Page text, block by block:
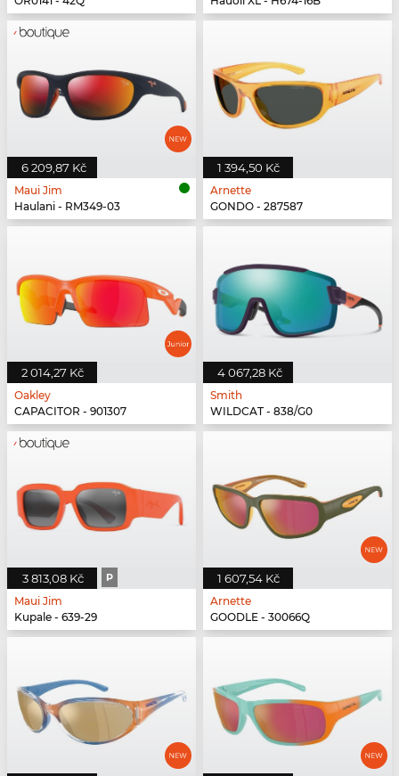
6 209,87 Kč
Maui Jim
Haulani - RM349-03
1 394,50 Kč
Arnette
GONDO - 287587
2 014,27 Kč
Oakley
CAPACITOR - 901307
4 067,28 Kč
Smith
WILDCAT - 838/G0
3 813,08 Kč P
Maui Jim
Kupale - 639-29
1 607,54 Kč
Arnette
GOODLE - 30066Q